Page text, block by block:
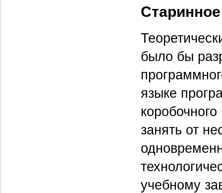
было бы
языке
занять от
учебному